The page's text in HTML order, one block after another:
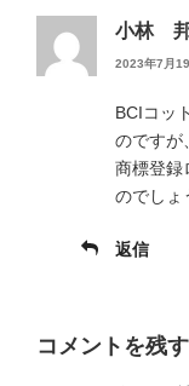
小林
2023年7月
BCIコッ
のですが
商標登録
のでしょ
返信
コメントを残す